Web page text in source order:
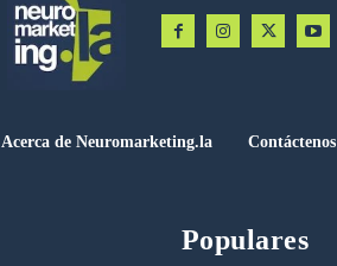
Acerca de Neuromarketing.la Contáctenos
Populares